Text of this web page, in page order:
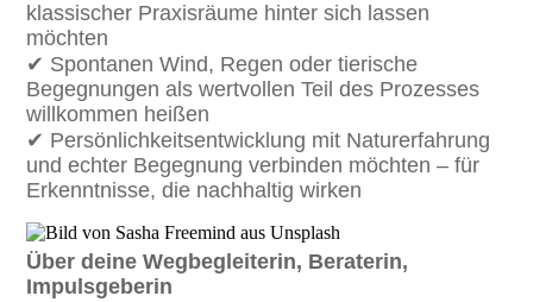
klassischer Praxisräume hinter sich lassen
möchten
✔ Spontanen Wind, Regen oder tierische
Begegnungen als wertvollen Teil des Prozesses
willkommen heißen
✔ Persönlichkeitsentwicklung mit Naturerfahrung
und echter Begegnung verbinden möchten – für
Erkenntnisse, die nachhaltig wirken
Über deine Wegbegleiterin, Beraterin,
Impulsgeberin